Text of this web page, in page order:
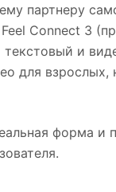
партнеру
Connect 3
и
для взрослых,
форма и